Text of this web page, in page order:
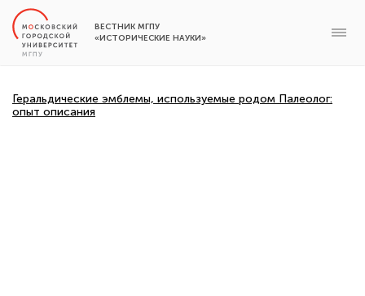
ВЕСТНИК МГПУ
«ИСТОРИЧЕСКИЕ НАУКИ»
Геральдические эмблемы, используемые родом Палеолог:
опыт описания